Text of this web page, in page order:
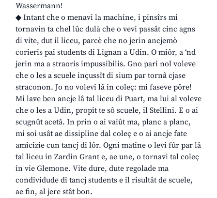
Wassermann!
◆ Intant che o menavi la machine, i pinsîrs mi
tornavin ta chel lûc dulà che o vevi passât cinc agns
di vite, dut il liceu, parcè che no jerin ancjemò
corieris pai students di Lignan a Udin. O miôr, a ‘nd
jerin ma a straoris impussibilis. Gno pari nol voleve
che o les a scuele inçussît di sium par tornâ cjase
straconon. Jo no volevi lâ in coleç: mi faseve pôre!
Mi lave ben ancje lâ tal liceu di Puart, ma lui al voleve
che o les a Udin, propit te sô scuele, il Stellini. E o ai
scugnût acetâ. In prin o ai vaiût ma, planc a planc,
mi soi usât ae dissipline dal coleç e o ai ancje fate
amicizie cun tancj di lôr. Ogni matine o levi fûr par lâ
tal liceu in Zardin Grant e, ae une, o tornavi tal coleç
in vie Glemone. Vite dure, dute regolade ma
condividude di tancj students e il risultât de scuele,
ae fin, al jere stât bon.